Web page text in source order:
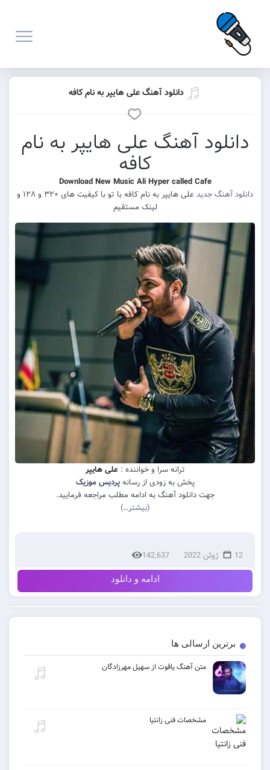
دانلود آهنگ علی هایپر به نام کافه
دانلود آهنگ علی هایپر به نام
کافه
Download New Music Ali Hyper called Cafe
دانلود آهنگ جدید
علی هایپر به نام کافه با تو با کیفیت های ۳۲۰ و ۱۲۸ و
لینک مستقیم
ترانه سرا و خواننده :علی هایپر
پخش به زودی از رسانهپردیس موزیک
جهت دانلود آهنگ به ادامه مطلب مراجعه فرمایید.
(بیشتر…)
12 ژوئن 2022 142,637
ادامه و دانلود
برترین ارسالی ها
متن آهنگ یاقوت از سهیل مهرزادگان
مشخصات فنی زانتیا